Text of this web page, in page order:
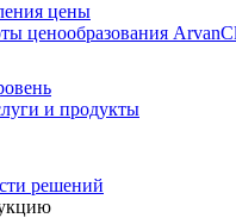
цены
ценообразования
и продукты
решений